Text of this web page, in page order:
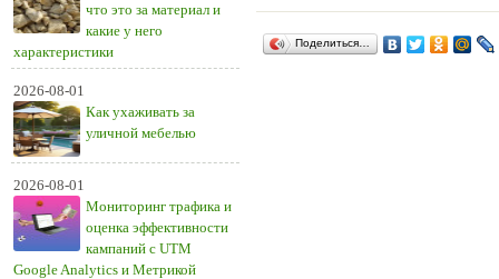
что это за материал и
какие у него
характеристики
2026-08-01
Как ухаживать за
уличной мебелью
2026-08-01
Мониторинг трафика и
оценка эффективности
кампаний с UTM
Google Analytics и Метрикой
Поделиться…